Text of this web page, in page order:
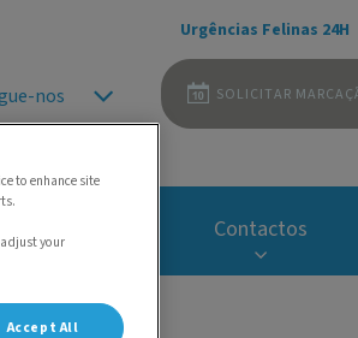
Urgências Felinas 24H
nos SOLICITAR
Contactos
to enhance site
your
Accept All